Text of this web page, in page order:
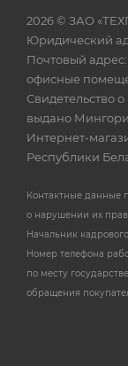
2026 © ЗАО
Юридический
Почтовый адрес:
офисные
Свидетельство
выдано
Интернет-
Республики
Контактные данные
о нарушении их
Начальник
Номер телефона
по месту
обращения